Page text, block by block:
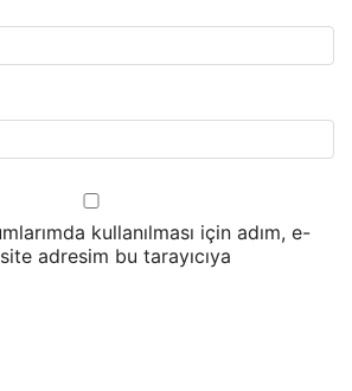
kullanılması için adım, e-
adresim bu tarayıcıya